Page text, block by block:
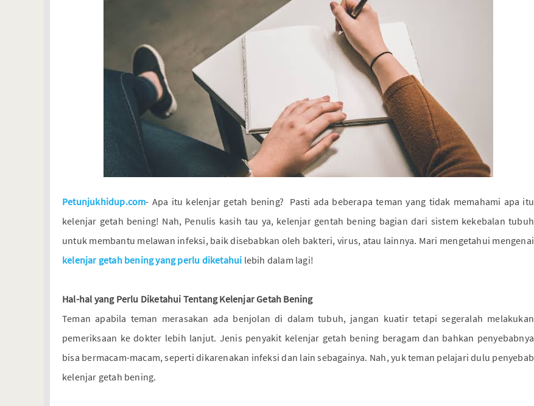
Petunjukhidup.com- Apa itu kelenjar getah bening? Pasti ada beberapa teman yang tidak memahami apa itu
kelenjar getah bening! Nah, Penulis kasih tau ya, kelenjar gentah bening bagian dari sistem kekebalan tubuh
untuk membantu melawan infeksi, baik disebabkan oleh bakteri, virus, atau lainnya. Mari mengetahui mengenai
kelenjar getah bening yang perlu diketahui lebih dalam lagi!
Hal-hal yang Perlu Diketahui Tentang Kelenjar Getah Bening
Teman apabila teman merasakan ada benjolan di dalam tubuh, jangan kuatir tetapi segeralah melakukan
pemeriksaan ke dokter lebih lanjut. Jenis penyakit kelenjar getah bening beragam dan bahkan penyebabnya
bisa bermacam-macam, seperti dikarenakan infeksi dan lain sebagainya. Nah, yuk teman pelajari dulu penyebab
kelenjar getah bening.